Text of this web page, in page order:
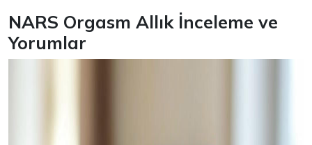
NARS Orgasm Allık İnceleme ve
Yorumlar